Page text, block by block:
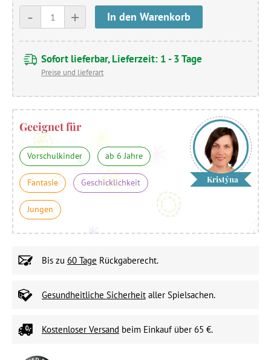
+
- In den Warenkorb
Sofort lieferbar, Lieferzeit: 1 - 3 Tage
Preise und lieferart
Geeignet für
Vorschulkinder ab 6 Jahre
Fantasie Geschicklichkeit
Jungen
Kristýna
Bis zu 60 Tage Rückgaberecht.
Gesundheitliche Sicherheit aller Spielsachen.
Kostenloser Versand beim Einkauf über 65 €.